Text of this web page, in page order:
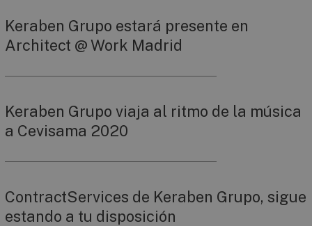
Keraben Grupo estará presente en
Architect @ Work Madrid
Keraben Grupo viaja al ritmo de la música
a Cevisama 2020
ContractServices de Keraben Grupo, sigue
estando a tu disposición